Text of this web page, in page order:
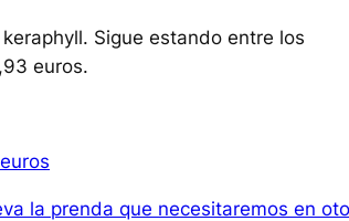
Sigue estando entre los
euros.
la prenda que necesitaremos en